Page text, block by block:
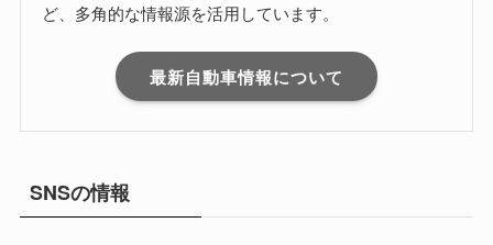
ど、多角的な情報源を活用しています。
最新自動車情報について
SNSの情報